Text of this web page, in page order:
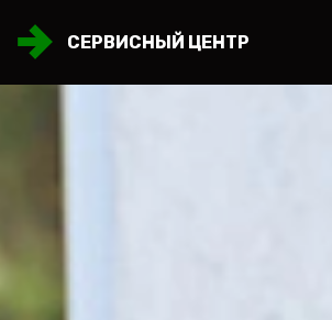
СЕРВИСНЫЙ ЦЕНТР